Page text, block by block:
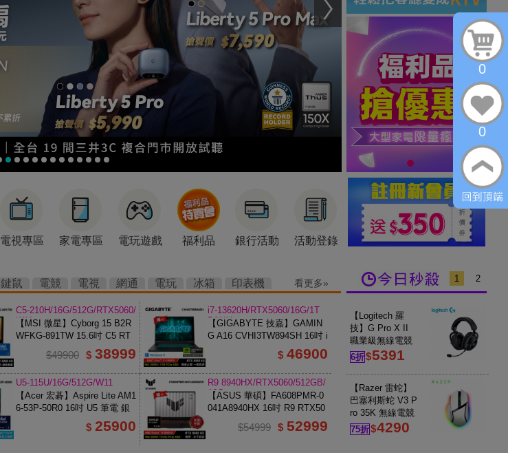
電視專區 家電專區 電玩遊戲 福利品 銀行活動 活動登錄
鍵鼠 電競 電視 網通 電玩 冰箱 印表機 看更多
C5-210H/16G/512G/RTX5060/
W11
【MSI 微星】Cyborg 15 B2R
WFKG-891TW 15.6吋 C5 RT
X5060 電競筆電
$49900 $ 38999
i7-13620H/RTX5060/16G/1T
B/W11
【GIGABYTE 技嘉】GAMIN
G A16 CVHI3TW894SH 16吋 i
7 RTX5060 電競筆電 鋼鐵黑
$ 46900
U5-115U/16G/512G/W11
【Acer 宏碁】Aspire Lite AM1
6-53P-50R0 16吋 U5 筆電 銀
$ 25900
R9 8940HX/RTX5060/512GB/
16G
【ASUS 華碩】FA608PMR-0
041A8940HX 16吋 R9 RTX50
60 電競筆電
$54999 $ 52999
1 2
【Logitech 羅
技】G Pro X II
職業級無線電競
耳麥 第二代 黑色
6折$5391
【Razer 雷蛇】
巴塞利斯蛇 V3 P
ro 35K 無線電競
滑鼠 白色
75折$4290
0
0